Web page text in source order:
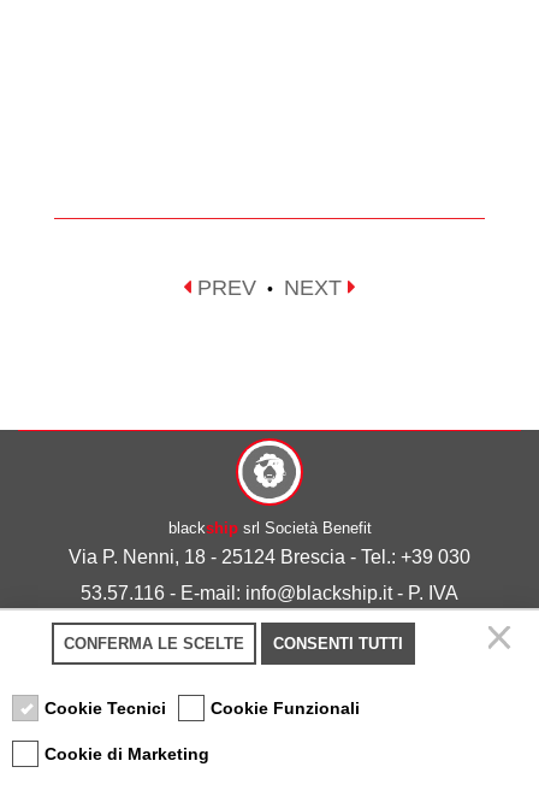
PREV • NEXT
blackshipsrl Società Benefit
Via P. Nenni, 18 - 25124 Brescia - Tel.: +39 030
53.57.116 - E-mail: info@blackship.it - P. IVA
03492980986
Privacy policy-Cookie policy
CONFERMA LE SCELTE CONSENTI TUTTI
Cookie Tecnici Cookie Funzionali
Cookie di Marketing